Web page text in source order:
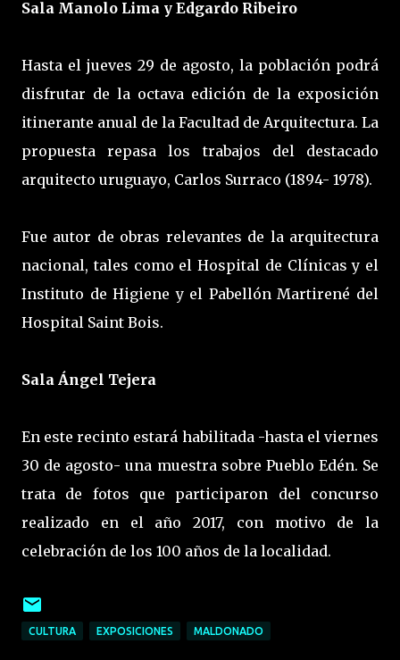
Sala Manolo Lima y Edgardo Ribeiro
Hasta el jueves 29 de agosto, la población podrá
disfrutar de la octava edición de la exposición
itinerante anual de la Facultad de Arquitectura. La
propuesta repasa los trabajos del destacado
arquitecto uruguayo, Carlos Surraco (1894- 1978).
Fue autor de obras relevantes de la arquitectura
nacional, tales como el Hospital de Clínicas y el
Instituto de Higiene y el Pabellón Martirené del
Hospital Saint Bois.
Sala Ángel Tejera
En este recinto estará habilitada -hasta el viernes
30 de agosto- una muestra sobre Pueblo Edén. Se
trata de fotos que participaron del concurso
realizado en el año 2017, con motivo de la
celebración de los 100 años de la localidad.
CULTURA EXPOSICIONES MALDONADO